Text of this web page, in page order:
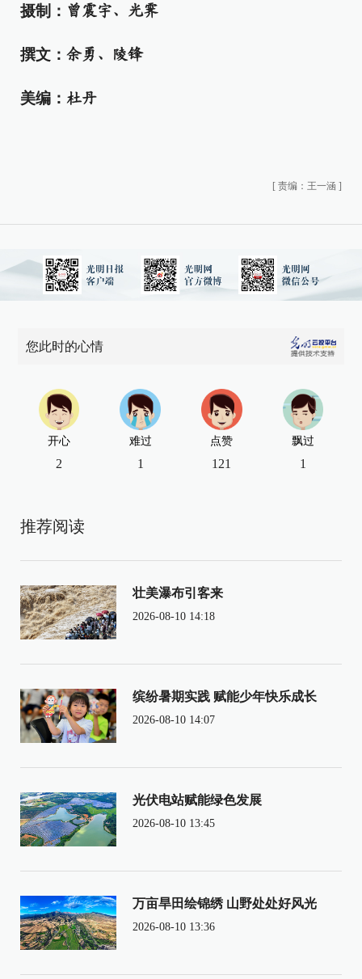
摄制： 曾震宇、光霁
撰文： 余勇、陵锋
美编： 杜丹
[ 责编：王一涵 ]
您此时的心情
开心
2
难过
1
点赞
121
飘过
1
推荐阅读
壮美瀑布引客来
2026-08-10 14:18
缤纷暑期实践 赋能少年快乐成长
2026-08-10 14:07
光伏电站赋能绿色发展
2026-08-10 13:45
万亩旱田绘锦绣 山野处处好风光
2026-08-10 13:36